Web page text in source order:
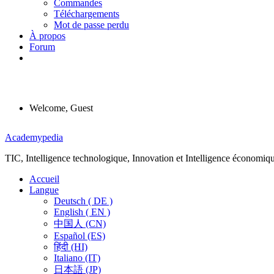
Commandes
Téléchargements
Mot de passe perdu
À propos
Forum
Welcome, Guest
Menu
Academypedia
TIC, Intelligence technologique, Innovation et Intelligence
Accueil
Langue
Deutsch ( DE )
English ( EN )
中国人 (CN)
Español (ES)
हिंदी (HI)
Italiano (IT)
日本語 (JP)